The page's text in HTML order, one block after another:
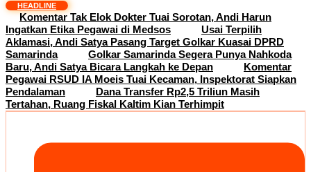
HEADLINE
Komentar Tak Elok Dokter Tuai Sorotan, Andi Harun
Ingatkan Etika Pegawai di Medsos
Usai Terpilih
Aklamasi, Andi Satya Pasang Target Golkar Kuasai DPRD
Samarinda
Golkar Samarinda Segera Punya Nahkoda
Baru, Andi Satya Bicara Langkah ke Depan
Komentar
Pegawai RSUD IA Moeis Tuai Kecaman, Inspektorat Siapkan
Pendalaman
Dana Transfer Rp2,5 Triliun Masih
Tertahan, Ruang Fiskal Kaltim Kian Terhimpit